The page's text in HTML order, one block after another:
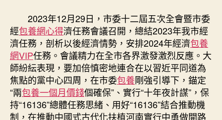
者
佈
日
期
十
二
屆
五
次
全
會
暨
市
委
2023年12月29日，市委十二屆五次全會暨市委
經包養網心得濟任務會議召開，總結2023年我市經
濟任務，剖析以後經濟情勢，安排2024年經濟包養
網VIP任務。會議精力在全市各界激發激烈反應。大
師紛紜表現，要加倍慎密地連合在以習近平同道為
焦點的黨中心四周，在市委包養剛強引導下，錨定
“兩包養一個月價錢個確保”、實行“十年夜計謀”，保
持“16136”總體任務思緒、用好“16136”結合推動機
制，在推動中國式古代化扶植河南實行中勇做開路